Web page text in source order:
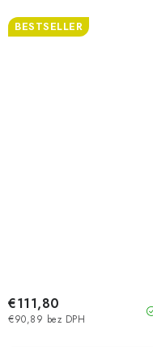
BESTSELLER
€90,89 bez DPH
€111,80